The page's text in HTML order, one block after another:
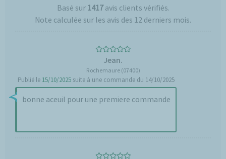
Basé sur 1417avis clients vérifiés.
Note calculée sur les avis des 12 derniers mois.
Jean.
Rochemaure (07400)
Publié le 15/10/2025suite à une commande du 14/10/2025
bonne aceuil pour une premiere commande